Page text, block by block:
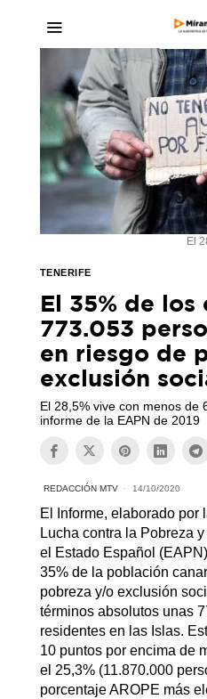
El
TENERIFE
El 35% de los
773.053
en riesgo de
exclusión
El 28,5% vive con menos de
informe de la EAPN de 2019
REDACCIÓN MTV 14/10/2020
El Informe, elaborado por
Lucha contra la Pobreza
el Estado Español
35% de la población
pobreza y/o exclusión
términos absolutos unas
residentes en las Islas.
10 puntos por encima de
el 25,3% (11.870.000
porcentaje AROPE más